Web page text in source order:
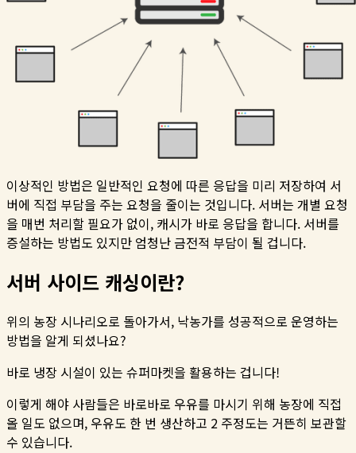
이상적인 방법은 일반적인 요청에 따른 응답을 미리 저장하여 서
버에 직접 부담을 주는 요청을 줄이는 것입니다. 서버는 개별 요청
을 매번 처리할 필요가 없이, 캐시가 바로 응답을 합니다. 서버를
증설하는 방법도 있지만 엄청난 금전적 부담이 될 겁니다.
서버 사이드 캐싱이란?
위의 농장 시나리오로 돌아가서, 낙농가를 성공적으로 운영하는
방법을 알게 되셨나요?
바로 냉장 시설이 있는 슈퍼마켓을 활용하는 겁니다!
이렇게 해야 사람들은 바로바로 우유를 마시기 위해 농장에 직접
올 일도 없으며, 우유도 한 번 생산하고 2 주정도는 거뜬히 보관할
수 있습니다.